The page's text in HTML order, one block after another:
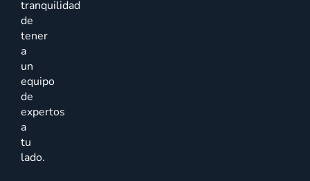
tranquilidad
de
tener
a
un
equipo
de
expertos
a
tu
lado.